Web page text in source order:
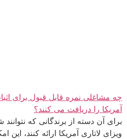
چه مشاغلی نمره قابل قبول برای
آمریکا را دریافت می کنند؟
برای آن دسته از برندگانی که
ویزای لاتاری آمریکا ارائه کنند، این